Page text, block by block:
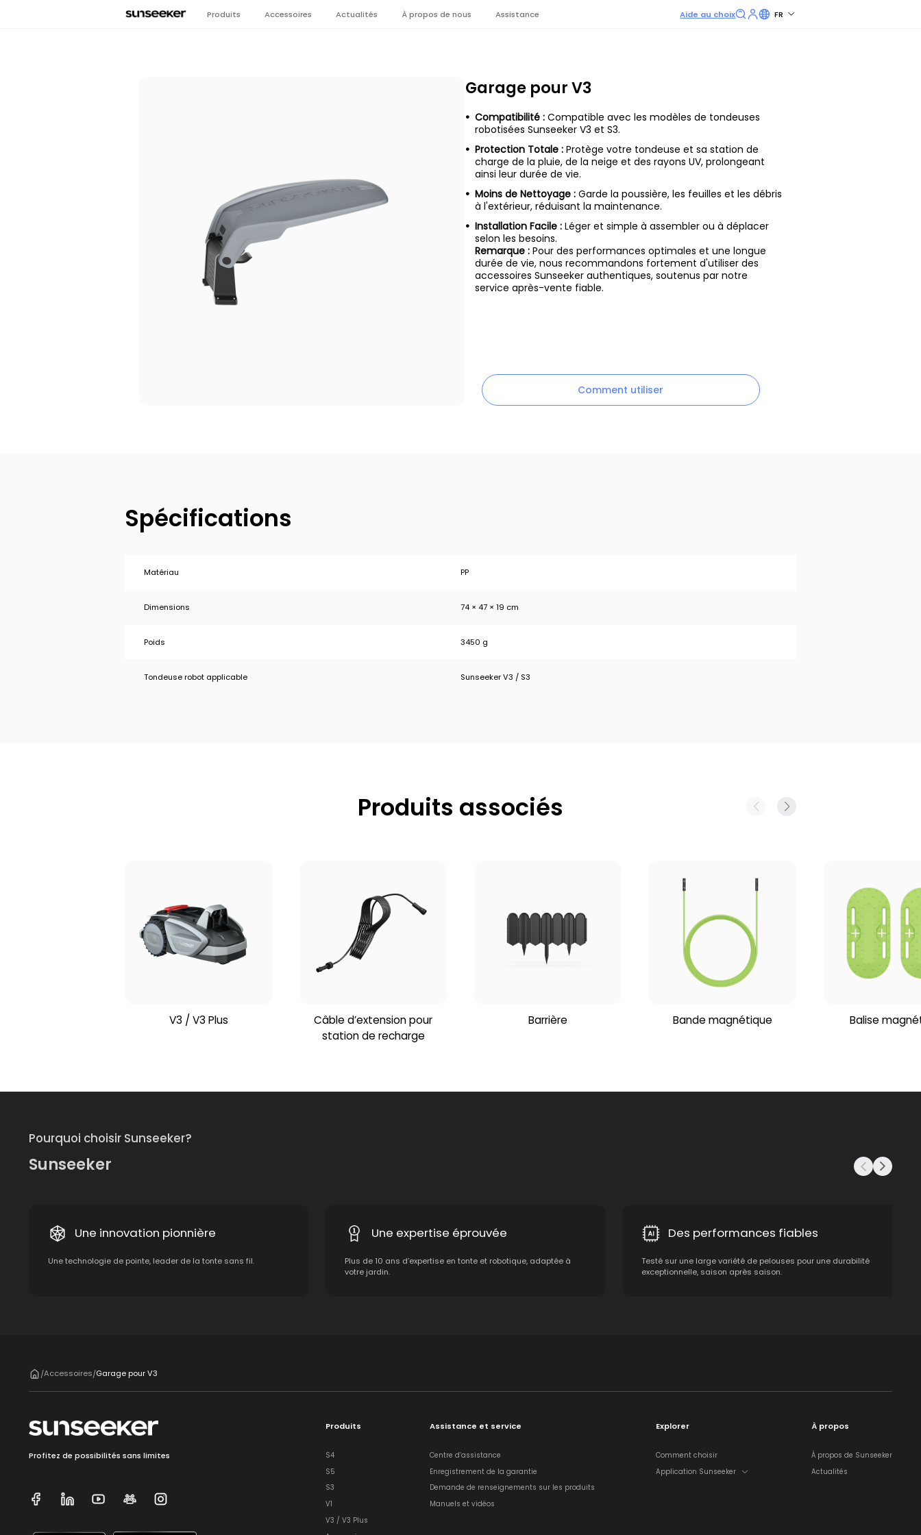
Produits Accessoires Actualités À propos de nous Assistance Aide au choix FR
Garage pour V3
Compatibilité : Compatible avec les modèles de tondeuses
robotisées Sunseeker V3 et S3.
Protection Totale : Protège votre tondeuse et sa station de
charge de la pluie, de la neige et des rayons UV, prolongeant
ainsi leur durée de vie.
Moins de Nettoyage : Garde la poussière, les feuilles et les débris
à l'extérieur, réduisant la maintenance.
Installation Facile : Léger et simple à assembler ou à déplacer
selon les besoins.
Remarque : Pour des performances optimales et une longue
durée de vie, nous recommandons fortement d'utiliser des
accessoires Sunseeker authentiques, soutenus par notre
service après-vente fiable.
Comment utiliser
Spécifications
Matériau PP
Dimensions 74 × 47 × 19 cm
Poids 3450 g
Tondeuse robot applicable Sunseeker V3 / S3
Produits associés
V3 / V3 Plus
Câble d’extension pour
station de recharge
Barrière Bande magnétique Balise
Pourquoi choisir Sunseeker?
Sunseeker
Une innovation pionnière
Une technologie de pointe, leader de la tonte sans fil.
Une expertise éprouvée
Plus de 10 ans d’expertise en tonte et robotique, adaptée à
votre jardin.
Des performances fiables
Testé sur une large variété de pelouses pour une durabilité
exceptionnelle, saison après saison.
/Accessoires/Garage pour V3
Profitez de possibilités sans limites
Produits
S4
S5
S3
V1
V3 / V3 Plus
Assistance et service
Centre d’assistance
Enregistrement de la garantie
Demande de renseignements sur les produits
Manuels et vidéos
Explorer
Comment choisir
Application Sunseeker
À propos
À propos de Sunseeker
Actualités